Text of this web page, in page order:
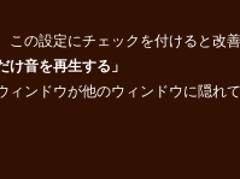
この設定にチェックを付けると改
け音を再生する」
ィンドウが他のウィンドウに隠